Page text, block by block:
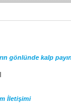
gönlünde kalp
İletişimi